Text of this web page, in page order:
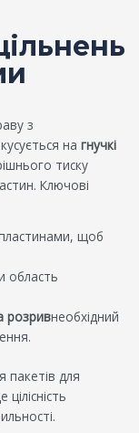
з
на гнучкі
тиску
Ключові
щоб
область
розривнеобхідний
пакетів для